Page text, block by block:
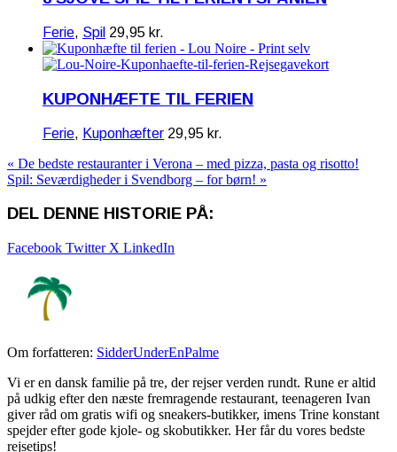
Ferie, Spil 29,95 kr.
KUPONHÆFTE TIL FERIEN
Ferie, Kuponhæfter 29,95 kr.
« De bedste restauranter i Verona – med pizza, pasta og risotto!
Spil: Seværdigheder i Svendborg – for børn! »
DEL DENNE HISTORIE PÅ:
Facebook Twitter X LinkedIn
Om forfatteren: SidderUnderEnPalme
Vi er en dansk familie på tre, der rejser verden rundt. Rune er altid
på udkig efter den næste fremragende restaurant, teenageren Ivan
giver råd om gratis wifi og sneakers-butikker, imens Trine konstant
spejder efter gode kjole- og skobutikker. Her får du vores bedste
rejsetips!